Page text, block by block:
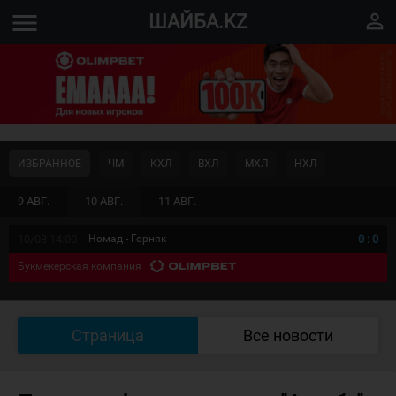
menu ШАЙБА.KZ perm_identity
9 АВГ. 10 АВГ. 11 АВГ.
ИЗБРАННОЕ ЧМ КХЛ ВХЛ МХЛ НХЛ
Номад - Горняк 0 : 0
Букмекерская компания
Страница Все новости